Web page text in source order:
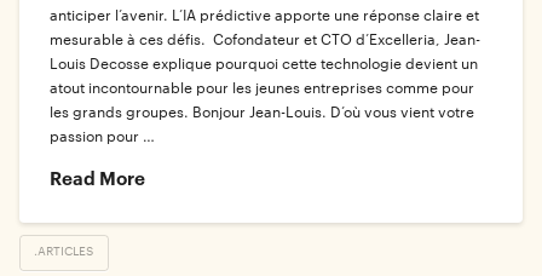
anticiper l’avenir. L’IA prédictive apporte une réponse claire et
mesurable à ces défis. Cofondateur et CTO d’Excelleria, Jean-
Louis Decosse explique pourquoi cette technologie devient un
atout incontournable pour les jeunes entreprises comme pour
les grands groupes. Bonjour Jean-Louis. D’où vous vient votre
passion pour …
Read More
.ARTICLES